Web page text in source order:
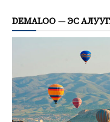
DEMALOO — ЭС